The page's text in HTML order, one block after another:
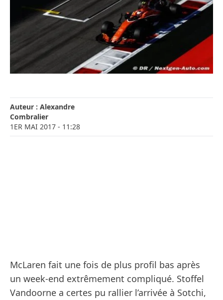
Auteur : Alexandre
Combralier
1ER MAI 2017 - 11:28
McLaren fait une fois de plus profil bas après
un week-end extrêmement compliqué. Stoffel
Vandoorne a certes pu rallier l’arrivée à Sotchi,